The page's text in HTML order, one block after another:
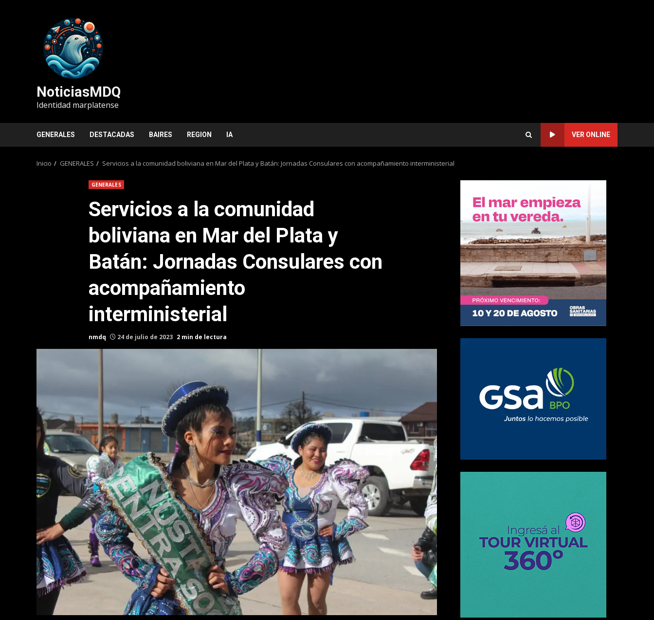
NoticiasMDQ
Identidad marplatense
GENERALES DESTACADAS BAIRES REGION IA VER ONLINE
Inicio GENERALES Servicios a la comunidad boliviana en Mar del Plata y Batán: Jornadas Consulares con acompañamiento interministerial
GENERALES
Servicios a la comunidad
boliviana en Mar del Plata y
Batán: Jornadas Consulares con
acompañamiento
interministerial
nmdq 24 de julio de 2023 2 min de lectura